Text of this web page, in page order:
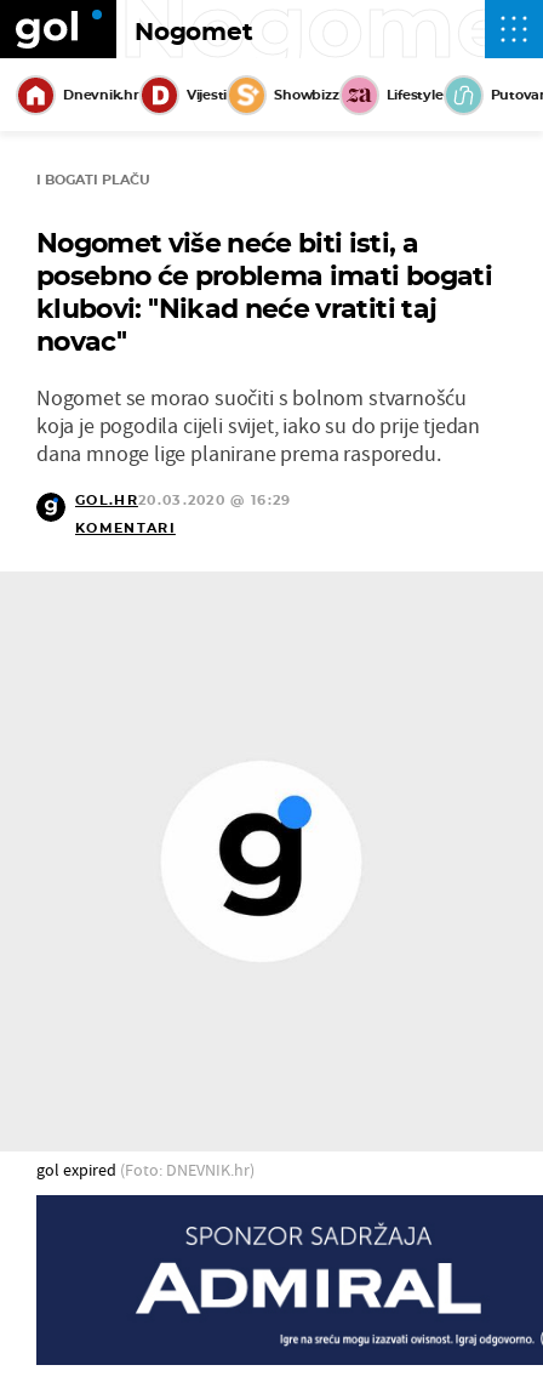
Nogomet
Dnevnik.hr Vijesti Showbizz Lifestyle
I BOGATI PLAČU
Nogomet više neće biti isti, a
posebno će problema imati bogati
klubovi: ''Nikad neće vratiti taj
novac''
Nogomet se morao suočiti s bolnom stvarnošću
koja je pogodila cijeli svijet, iako su do prije tjedan
dana mnoge lige planirane prema rasporedu.
GOL.HR20.03.2020 @ 16:29
KOMENTARI
gol expired (Foto: DNEVNIK.hr)